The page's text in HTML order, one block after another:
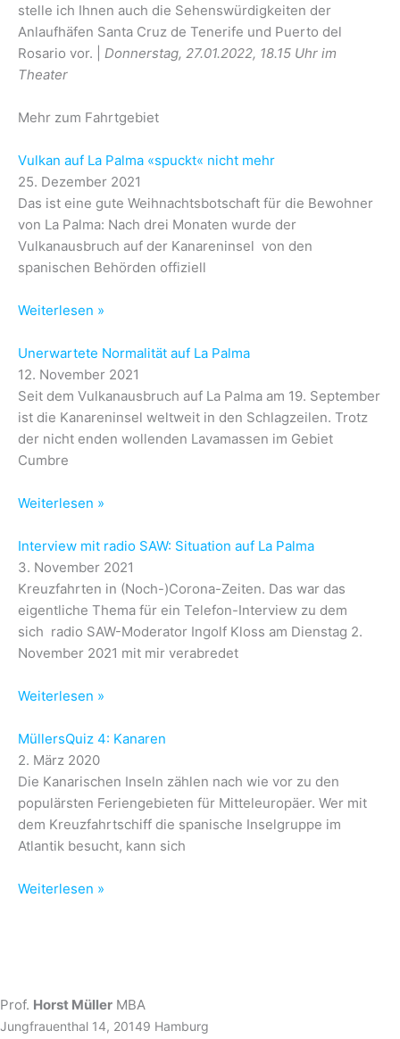
stelle ich Ihnen auch die Sehenswürdigkeiten der
Anlaufhäfen Santa Cruz de Tenerife und Puerto del
Rosario vor. | Donnerstag, 27.01.2022, 18.15 Uhr im
Theater
Mehr zum Fahrtgebiet
Vulkan auf La Palma «spuckt« nicht mehr
25. Dezember 2021
Das ist eine gute Weihnachtsbotschaft für die Bewohner
von La Palma: Nach drei Monaten wurde der
Vulkanausbruch auf der Kanareninsel von den
spanischen Behörden offiziell
Weiterlesen »
Unerwartete Normalität auf La Palma
12. November 2021
Seit dem Vulkanausbruch auf La Palma am 19. September
ist die Kanareninsel weltweit in den Schlagzeilen. Trotz
der nicht enden wollenden Lavamassen im Gebiet
Cumbre
Weiterlesen »
Interview mit radio SAW: Situation auf La Palma
3. November 2021
Kreuzfahrten in (Noch-)Corona-Zeiten. Das war das
eigentliche Thema für ein Telefon-Interview zu dem
sich radio SAW-Moderator Ingolf Kloss am Dienstag 2.
November 2021 mit mir verabredet
Weiterlesen »
MüllersQuiz 4: Kanaren
2. März 2020
Die Kanarischen Inseln zählen nach wie vor zu den
populärsten Feriengebieten für Mitteleuropäer. Wer mit
dem Kreuzfahrtschiff die spanische Inselgruppe im
Atlantik besucht, kann sich
Weiterlesen »
Prof. Horst Müller MBA
Jungfrauenthal 14, 20149 Hamburg